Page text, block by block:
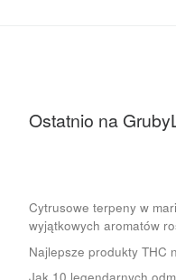
Ostatnio na
Cytrusowe terpeny w
wyjątkowych aromatów
Najlepsze produkty THC